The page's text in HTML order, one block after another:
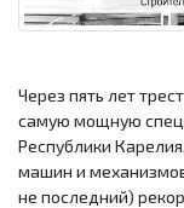
Через пять лет
самую мощную
Республики
машин и
не последний)